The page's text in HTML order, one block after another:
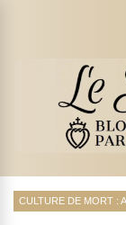
CULTURE DE MORT :